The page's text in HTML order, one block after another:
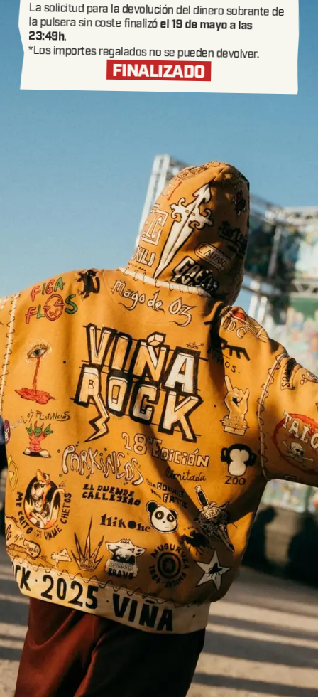
La solicitud para la devolución del dinero sobrante de
la pulsera sin coste finalizóel 19 de mayo a las
23:49h.
*Los importes regalados no se pueden devolver.
FINALIZADO